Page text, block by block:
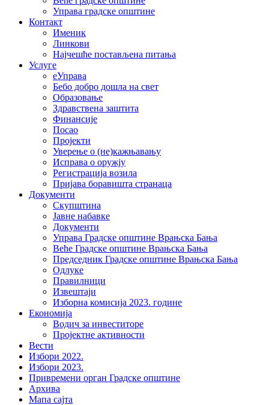
Управа градске општине
Контакт
Именик
Линкови
Најчешће постављена питања
Услуге
еУправа
Бебо добро дошла на свет
Образовање
Здравствена заштита
Финансије
Посао
Пројекти
Уверење о (не)кажњавању
Исправа о оружју
Регистрација возила
Пријава боравишта странаца
Документи
Скупштина
Јавне набавке
Документи
Управа Градске општине Врањска Бања
Веће Градске општине Врањска Бања
Председник Градске општине Врањска Бања
Одлуке
Правилници
Извештаји
Изборна комисија 2023. године
Економија
Водич за инвеститоре
Пројектне активности
Вести
Избори 2022.
Избори 2023.
Привремени орган Градске општине
Архива
Мапа сајта